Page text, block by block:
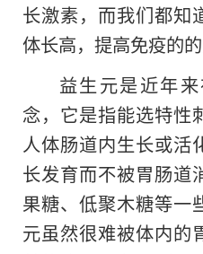
长激素，而我们都知
体长高，提高免疫的的
益生元是近年
念，它是指能选特性
人体肠道内生长或活
长发育而不被胃肠道
果糖、低聚木糖等一
元虽然很难被体内的